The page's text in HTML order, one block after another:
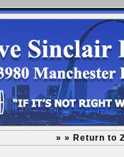
» » Return to